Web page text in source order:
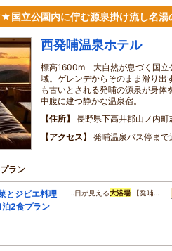
国立公園内に佇む源泉掛け流し名湯
西発哺温泉ホテル
標高1600m 大自然が息づく国立
域。ゲレンデからそのまま滑り出
も古いとされる発哺の源泉が身体
中腹に建つ静かな温泉宿。
住所
長野県下高井郡山ノ内町
アクセス
発哺温泉バス停まで
ラン
とジビエ料理
泊2食プラン
…日が見える大浴場 【発哺…